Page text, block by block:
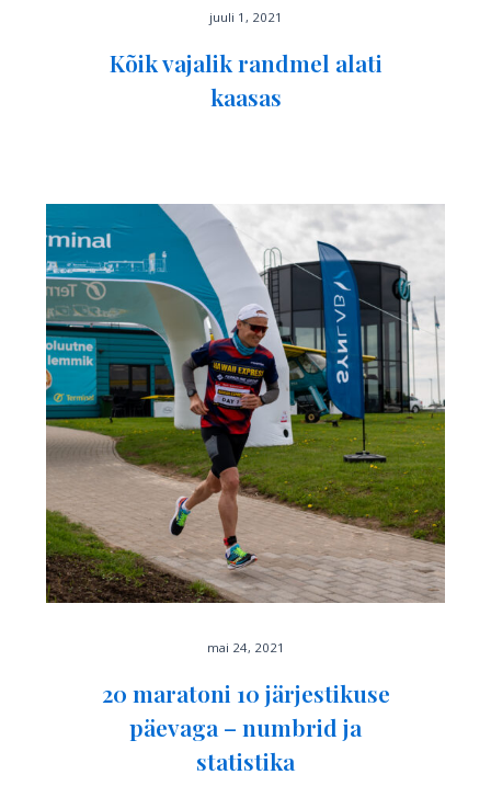
juuli 1, 2021
Kõik vajalik randmel alati
kaasas
mai 24, 2021
20 maratoni 10 järjestikuse
päevaga – numbrid ja
statistika